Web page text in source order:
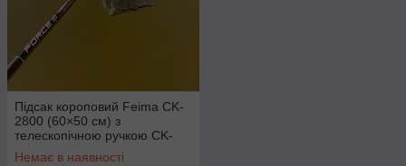
Підсак короповий Feima CK-
2800 (60×50 см) з
телескопічною ручкою CK-
2840 (4 метри)
Немає в наявності